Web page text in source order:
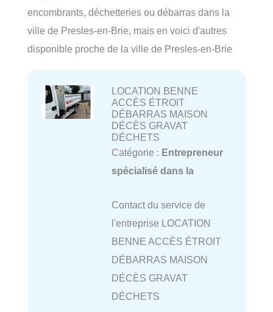
encombrants, déchetteries ou débarras dans la
ville de Presles-en-Brie, mais en voici d'autres
disponible proche de la ville de Presles-en-Brie
LOCATION BENNE
ACCÈS ÉTROIT
DÉBARRAS MAISON
DÉCÈS GRAVAT
DÉCHETS
Catégorie : Entrepreneur
spécialisé dans la
Contact du service de
l'entreprise LOCATION
BENNE ACCÈS ÉTROIT
DÉBARRAS MAISON
DÉCÈS GRAVAT
DÉCHETS